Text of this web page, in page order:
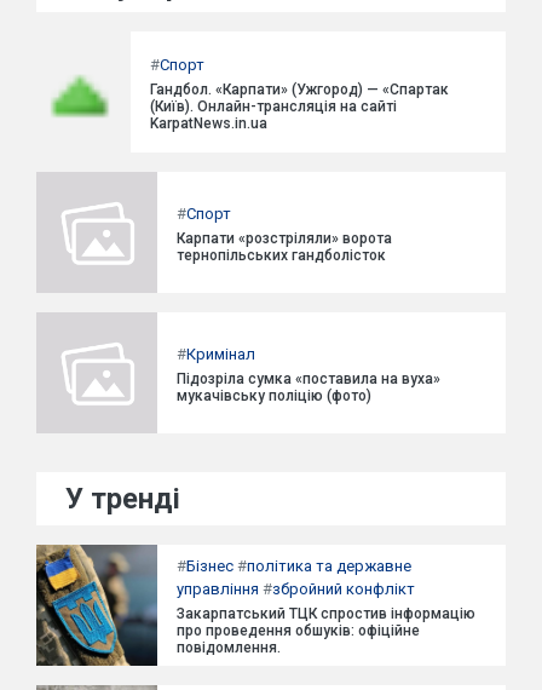
#Спорт
Гандбол. «Карпати» (Ужгород) — «Спартак
(Київ). Онлайн-трансляція на сайті
KarpatNews.in.ua
#Спорт
Карпати «розстріляли» ворота
тернопільських гандболісток
#Кримінал
Підозріла сумка «поставила на вуха»
мукачівську поліцію (фото)
У тренді
#Бізнес #політика та державне
управління #збройний конфлікт
Закарпатський ТЦК спростив інформацію
про проведення обшуків: офіційне
повідомлення.